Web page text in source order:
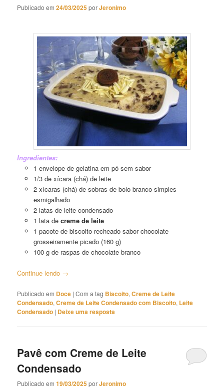
Publicado em24/03/2025porJeronimo
Ingredientes:
1 envelope de gelatina em pó sem sabor
1/3 de xícara (chá) de leite
2 xícaras (chá) de sobras de bolo branco simples
esmigalhado
2 latas de leite condensado
1 lata de creme de leite
1 pacote de biscoito recheado sabor chocolate
grosseiramente picado (160 g)
100 g de raspas de chocolate branco
Continue lendo →
Publicado em Doce |Com a tag Biscoito,Creme de Leite
Condensado,Creme de Leite Condensado com Biscoito, Leite
Condensado | Deixe uma resposta
Pavê com Creme de Leite
Condensado
Publicado em19/03/2025porJeronimo